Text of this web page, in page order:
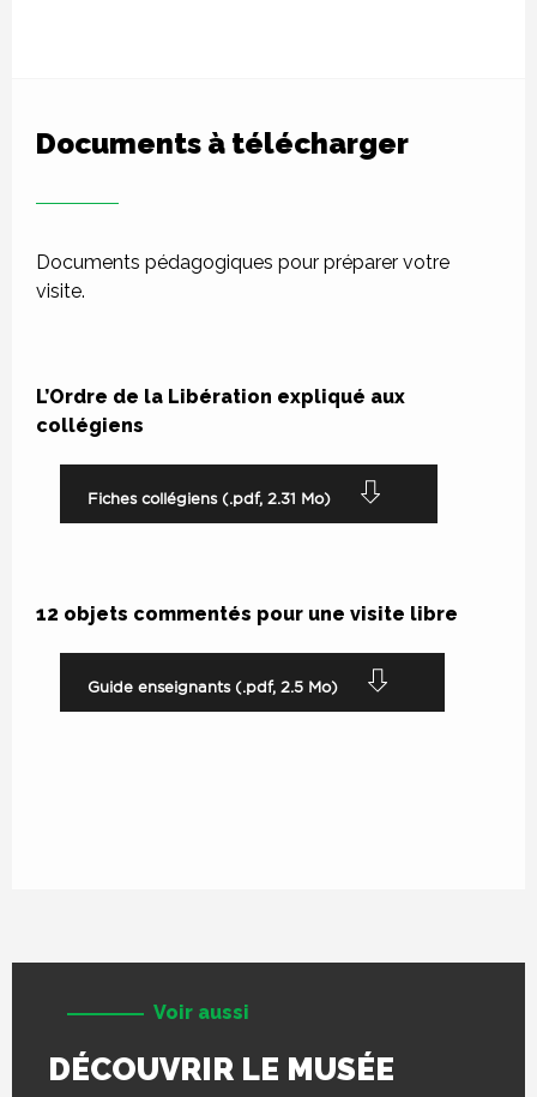
Documents à télécharger
Documents pédagogiques pour préparer votre
visite.
L’Ordre de la Libération expliqué aux
collégiens
Fiches collégiens (.pdf, 2.31 Mo)
12 objets commentés pour une visite libre
Guide enseignants (.pdf, 2.5 Mo)
Voir aussi
DÉCOUVRIR LE MUSÉE